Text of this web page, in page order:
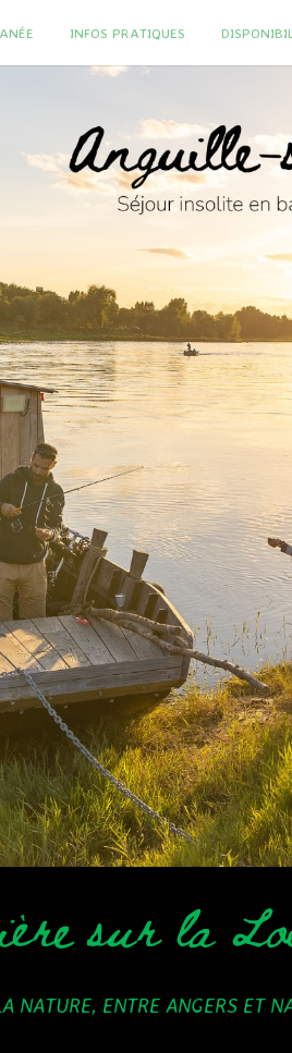
INFOS PRATIQUES
sur la
NATURE, ENTRE ANGERS ET